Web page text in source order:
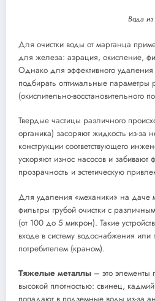
Вода
Для очистки воды от марганца
для железа: аэрация, окисление,
Однако для эффективного
подбирать оптимальные параметры
(окислительно-восстановительного
Твердые частицы различного
органика) засоряют жидкость из-за
конструкции соответствующего
ускоряют износ насосов и
прозрачность и эстетическую
Для удаления «механики» на даче
фильтры грубой очистки с
(от 100 до 5 микрон). Такие
входе в систему водоснабжения
потребителем (краном).
Тяжелые металлы – это элементы
высокой плотностью: свинец,